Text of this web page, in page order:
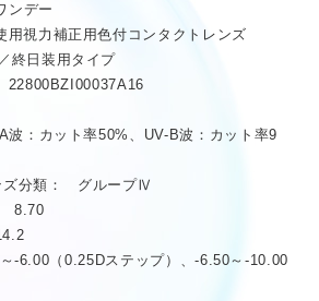
ンデー
視力補正用色付コンタクトレンズ
終日装用タイプ
：カット率50%、UV-B波：カット率9
ズ分類： グループⅣ
8.70
6.00（0.25Dステップ）、-6.50～-10.00